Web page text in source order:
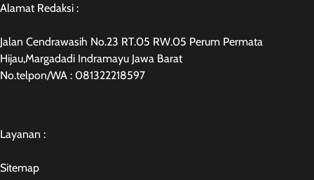
Alamat Redaksi :
Jalan Cendrawasih No.23 RT.05 RW.05 Perum Permata
Hijau,Margadadi Indramayu Jawa Barat
No.telpon/WA : 081322218597
Layanan :
Sitemap